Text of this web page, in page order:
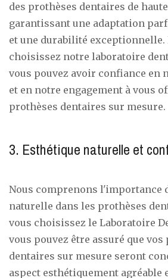
des prothèses dentaires de
garantissant une adaptation
et une durabilité exceptionnelle.
choisissez notre laboratoire
vous pouvez avoir confiance en
et en notre engagement à vous
prothèses dentaires sur mesure.
3. Esthétique naturelle et
Nous comprenons l'importance
naturelle dans les prothèses
vous choisissez le Laboratoire
vous pouvez être assuré que vos
dentaires sur mesure seront
aspect esthétiquement agréable